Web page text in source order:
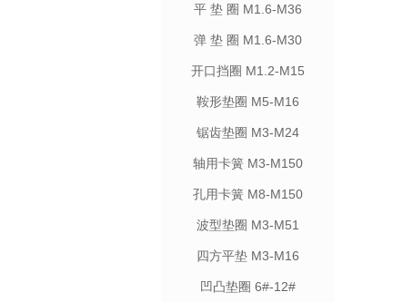
平 垫 圈 M1.6-M36
弹 垫 圈 M1.6-M30
开口挡圈 M1.2-M15
鞍形垫圈 M5-M16
锯齿垫圈 M3-M24
轴用卡簧 M3-M150
孔用卡簧 M8-M150
波型垫圈 M3-M51
四方平垫 M3-M16
凹凸垫圈 6#-12#